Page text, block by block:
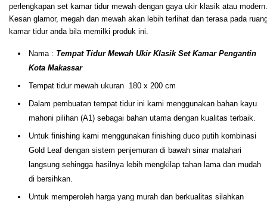
perlengkapan set kamar tidur mewah dengan gaya ukir klasik atau modern.
Kesan glamor, megah dan mewah akan lebih terlihat dan terasa pada
kamar tidur anda bila memilki produk ini.
Nama : Tempat Tidur Mewah Ukir Klasik Set Kamar Pengantin
Kota Makassar
Tempat tidur mewah ukuran 180 x 200 cm
Dalam pembuatan tempat tidur ini kami menggunakan bahan kayu
mahoni pilihan (A1) sebagai bahan utama dengan kualitas terbaik.
Untuk finishing kami menggunakan finishing duco putih kombinasi
Gold Leaf dengan sistem penjemuran di bawah sinar matahari
langsung sehingga hasilnya lebih mengkilap tahan lama dan mudah
di bersihkan.
Untuk memperoleh harga yang murah dan berkualitas silahkan